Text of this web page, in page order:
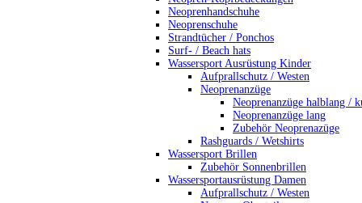
Neoprenhandschuhe
Neoprenschuhe
Strandtücher / Ponchos
Surf- / Beach hats
Wassersport Ausrüstung Kinder
Aufprallschutz / Westen
Neoprenanzüge
Neoprenanzüge halblang /
Neoprenanzüge lang
Zubehör Neoprenazüge
Rashguards / Wetshirts
Wassersport Brillen
Zubehör Sonnenbrillen
Wassersportausrüstung Damen
Aufprallschutz / Westen